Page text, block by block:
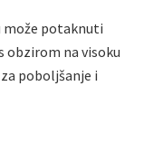
može potaknuti
obzirom na visoku
poboljšanje i